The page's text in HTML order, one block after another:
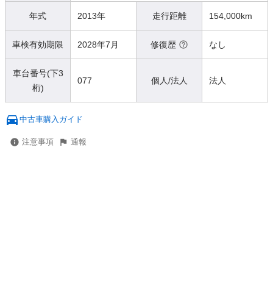
年式 2013年 走行距離 154,000km
車検有効期限 2028年7月 修復歴 なし
車台番号(下3
桁)
077 個人/法人 法人
中古車購入ガイド
注意事項 通報